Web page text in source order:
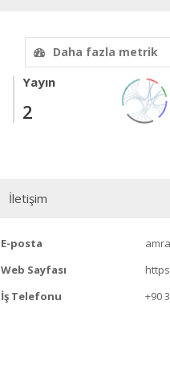
Daha fazla metrik
Yayın
2
İletişim
E-posta
Web Sayfası
İş Telefonu
+90